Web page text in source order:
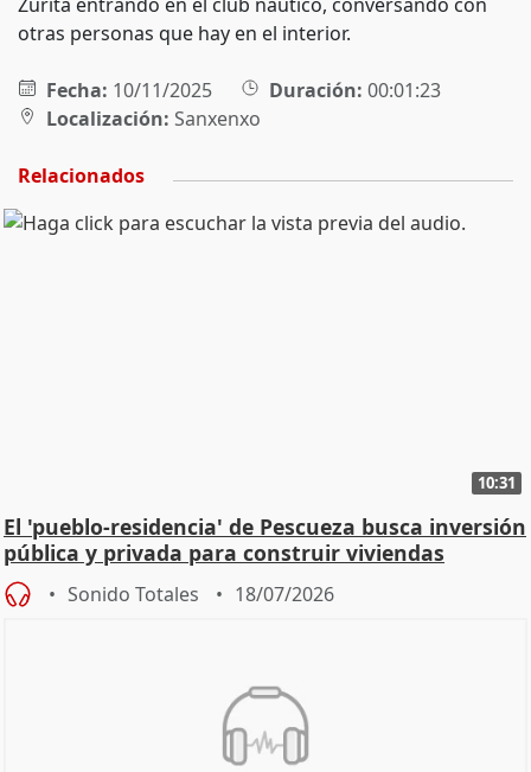
otras personas que hay en el interior.
Fecha: 10/11/2025 Duración: 00:01:23
Localización: Sanxenxo
Relacionados
10:31
El 'pueblo-residencia' de Pescueza busca inversión
pública y privada para construir viviendas
Sonido Totales 18/07/2026